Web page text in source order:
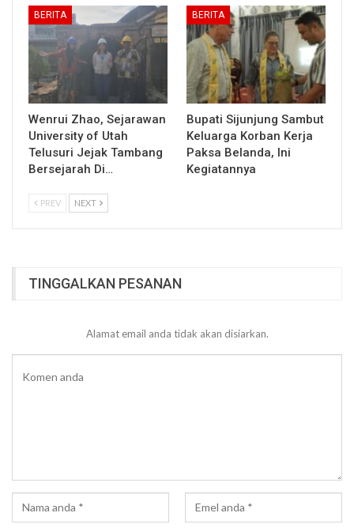
BERITA
Wenrui Zhao, Sejarawan
University of Utah
Telusuri Jejak Tambang
Bersejarah Di…
BERITA
Bupati Sijunjung Sambut
Keluarga Korban Kerja
Paksa Belanda, Ini
Kegiatannya
PREV NEXT
TINGGALKAN PESANAN
Alamat email anda tidak akan disiarkan.